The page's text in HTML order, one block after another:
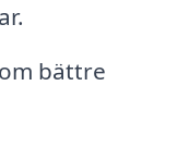
bättre